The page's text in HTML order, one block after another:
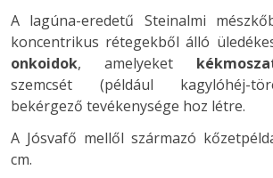
A lagúna-eredetű Steinalmi
koncentrikus rétegekből álló
onkoidok, amelyeket
szemcsét (például kagylóhéj-
bekérgező tevékenysége hoz létre.
A Jósvafő mellől származó
cm.